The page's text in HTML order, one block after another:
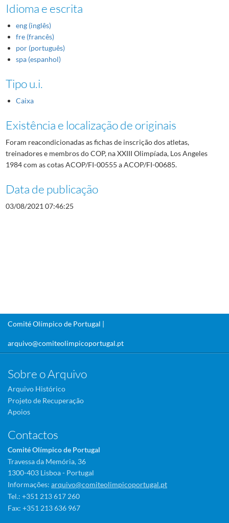
Idioma e escrita
eng (inglês)
fre (francês)
por (português)
spa (espanhol)
Tipo u.i.
Caixa
Existência e localização de originais
Foram reacondicionadas as fichas de inscrição dos atletas,
treinadores e membros do COP, na XXIII Olimpíada, Los Angeles
1984 com as cotas ACOP/FI-00555 a ACOP/FI-00685.
Data de publicação
03/08/2021 07:46:25
Comité Olímpico de Portugal |
arquivo@comiteolimpicoportugal.pt
Sobre o Arquivo
Arquivo Histórico
Projeto de Recuperação
Apoios
Contactos
Comité Olímpico de Portugal
Travessa da Memória, 36
1300-403 Lisboa - Portugal
Informações: arquivo@comiteolimpicoportugal.pt
Tel.: +351 213 617 260
Fax: +351 213 636 967